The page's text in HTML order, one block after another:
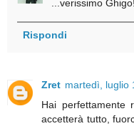
...verissimo Ghigo!
Rispondi
Zret martedì, luglio
Hai perfettamente
accetterà tutto,